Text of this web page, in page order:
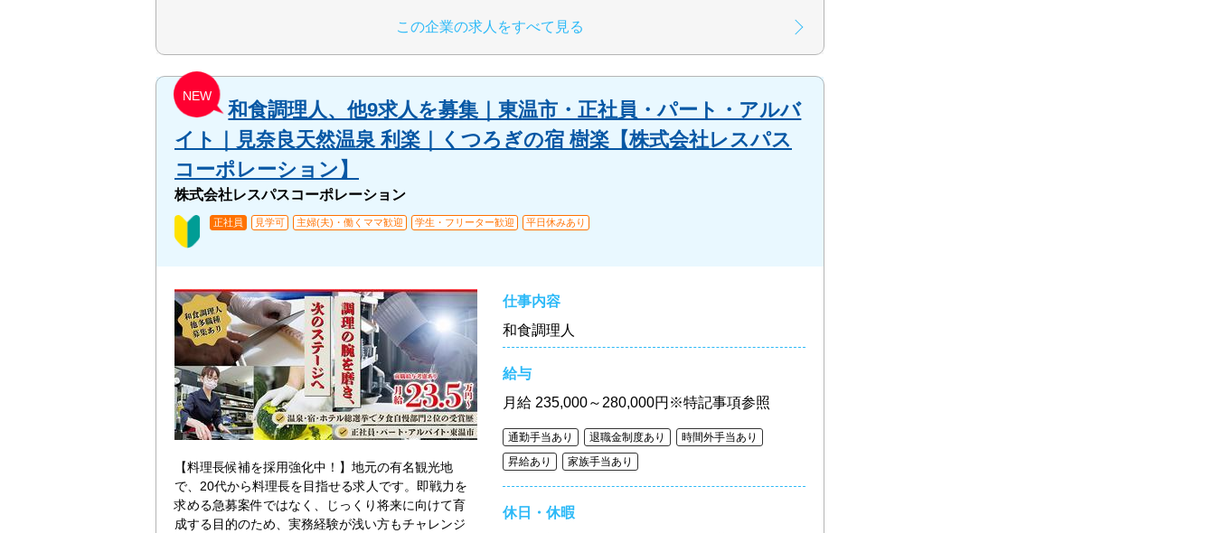
この企業の求人をすべて見る
NEW
和食調理人、他9求人を募集｜東温市・正社員・パート・アルバ
イト｜見奈良天然温泉 利楽｜くつろぎの宿 樹楽【株式会社レスパス
コーポレーション】
株式会社レスパスコーポレーション
正社員 見学可 主婦(夫)・働くママ歓迎 学生・フリーター歓迎 平日休みあり
【料理長候補を採用強化中！】地元の有名観光地
で、20代から料理長を目指せる求人です。即戦力を
求める急募案件ではなく、じっくり将来に向けて育
成する目的のため、実務経験が浅い方もチャレンジ
仕事内容
和食調理人
給与
月給 235,000～280,000円※特記事項参照
通勤手当あり 退職金制度あり
時間外手当あり
昇給あり
家族手当あり
休日・休暇